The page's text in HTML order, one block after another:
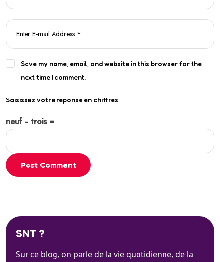
Save my name, email, and website in this browser for the
next time I comment.
Saisissez votre réponse en chiffres
neuf − trois =
Post Comment
SNT ?
Sur ce blog, on parle de la vie quotidienne, de la